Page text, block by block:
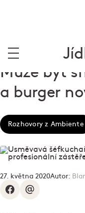
Může být
a burger
Rozhovory z Ambiente
27. května 2020Autor: